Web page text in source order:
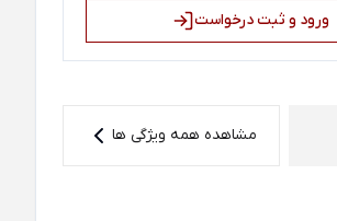
ورود و ثبت درخواست
مشاهده همه ویژگی ها